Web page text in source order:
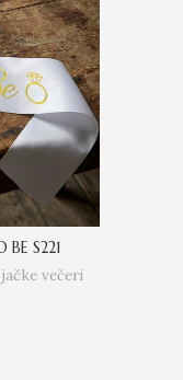
S221
večeri